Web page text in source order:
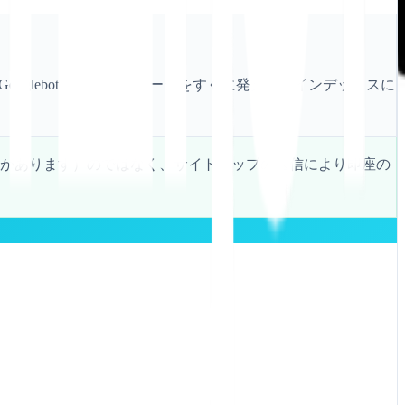
が国際的なページをすぐに発見し、インデックスに
あります）のではなく、サイトマップの送信により即座の